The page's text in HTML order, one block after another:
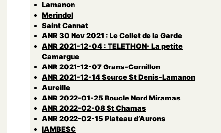
Lamanon
Merindol
Saint Cannat
ANR 30 Nov 2021 : Le Collet de la Garde
ANR 2021-12-04 : TELETHON- La petite
Camargue
ANR 2021-12-07 Grans-Cornillon
ANR 2021-12-14 Source St Denis-Lamanon
Aureille
ANR 2022-01-25 Boucle Nord Miramas
ANR 2022-02-08 St Chamas
ANR 2022-02-15 Plateau d’Aurons
lAMBESC